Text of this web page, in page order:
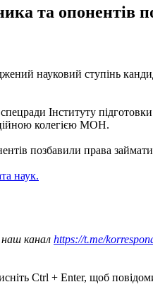
та опонентів
науковий ступінь
Інституту
колегією МОН.
позбавили права
наук.
канал https://t.me/
Ctrl + Enter, щоб